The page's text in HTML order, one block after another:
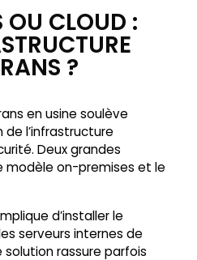
OU CLOUD :
?
en usine soulève
l’infrastructure
Deux grandes
modèle on-premises et le
d’installer le
serveurs internes de
rassure parfois